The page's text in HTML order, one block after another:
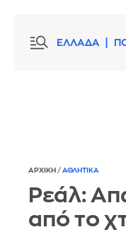
ΕΛΛΑΔΑ
ΑΡΧΙΚΗ / ΑΘΛΗΤΙΚΑ
Ρεάλ:
από το